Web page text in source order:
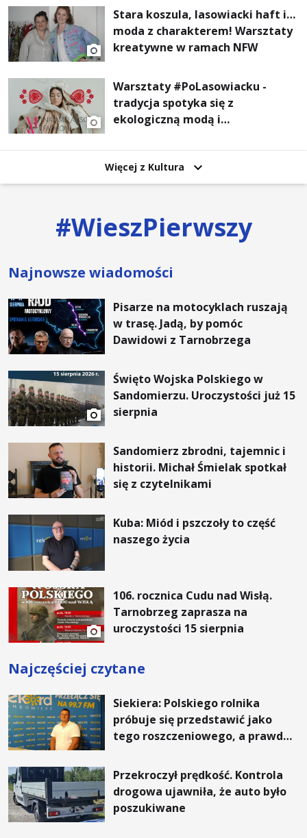
Stara koszula, lasowiacki haft i…
moda z charakterem! Warsztaty
kreatywne w ramach NFW
Warsztaty #PoLasowiacku -
tradycja spotyka się z
ekologiczną modą i
Więcej z Kultura
#WieszPierwszy
Najnowsze wiadomości
Pisarze na motocyklach ruszają
w trasę. Jadą, by pomóc
Dawidowi z Tarnobrzega
Święto Wojska Polskiego w
Sandomierzu. Uroczystości już 15
sierpnia
Sandomierz zbrodni, tajemnic i
historii. Michał Śmielak spotkał
się z czytelnikami
Kuba: Miód i pszczoły to część
naszego życia
106. rocznica Cudu nad Wisłą.
Tarnobrzeg zaprasza na
uroczystości 15 sierpnia
Najczęściej czytane
Siekiera: Polskiego rolnika
próbuje się przedstawić jako
tego roszczeniowego, a prawda
Przekroczył prędkość. Kontrola
drogowa ujawniła, że auto było
poszukiwane